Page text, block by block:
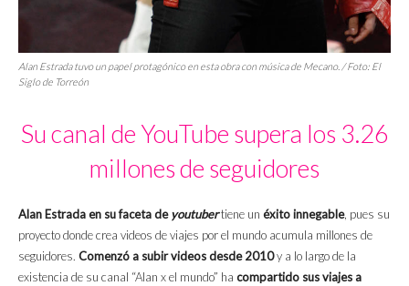
Alan Estrada tuvo un papel protagónico en esta obra con música de Mecano. / Foto: El
Siglo de Torreón
Su canal de YouTube supera los 3.26
millones de seguidores
Alan Estrada en su faceta deyoutubertiene un éxito innegable, pues su
proyecto donde crea videos de viajes por el mundo acumula millones de
seguidores. Comenzó a subir videos desde 2010y a lo largo de la
existencia de su canal “Alan x el mundo” ha compartido sus viajes a